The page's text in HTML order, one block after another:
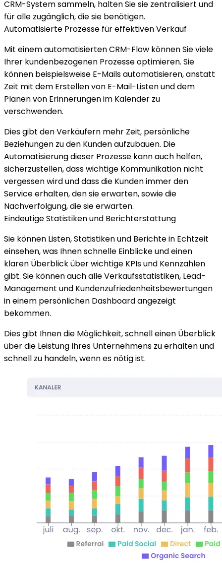
CRM-System sammeln, halten Sie sie zentralisiert und
für alle zugänglich, die sie benötigen.
Automatisierte Prozesse für effektiven Verkauf
Mit einemautomatisierten CRM-Flow können Sie viele
Ihrer kundenbezogenen Prozesse optimieren. Sie
können beispielsweise E-Mails automatisieren, anstatt
Zeit mit dem Erstellen von E-Mail-Listen und dem
Planen von Erinnerungen im Kalender zu
verschwenden.
Dies gibt den Verkäufern mehr Zeit, persönliche
Beziehungen zu den Kunden aufzubauen. Die
Automatisierung dieser Prozesse kann auch helfen,
sicherzustellen, dass wichtige Kommunikation nicht
vergessen wird und dass die Kunden immer den
Service erhalten, den sie erwarten, sowie die
Nachverfolgung, die sie erwarten.
Eindeutige Statistiken und Berichterstattung
Sie können Listen, Statistiken und Berichte in Echtzeit
einsehen, was Ihnen schnelle Einblicke und einen
klaren Überblick über wichtige KPIs und Kennzahlen
gibt. Sie können auch alle Verkaufsstatistiken, Lead-
Management und Kundenzufriedenheitsbewertungen
in einem persönlichen Dashboard angezeigt
bekommen.
Dies gibt Ihnen die Möglichkeit, schnell einen Überblick
über die Leistung Ihres Unternehmens zu erhalten und
schnell zu handeln, wenn es nötig ist.